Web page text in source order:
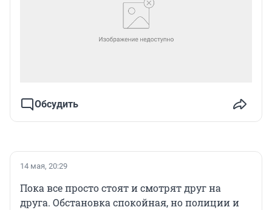
Обсудить
14 мая, 20:29
Пока все просто стоят и смотрят друг на
друга. Обстановка спокойная, но полиции и